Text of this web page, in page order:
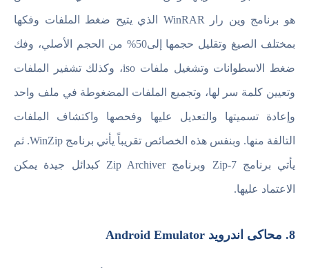
هو برنامج وين رار WinRAR الذي يتيح ضغط الملفات وفكها
بمختلف الصيغ وتقليل حجمها إلى50% من الحجم الأصلي، وفك
ضغط الاسطوانات وتشغيل ملفات iso، وكذلك تشفير الملفات
وتعيين كلمة سر لها، وتجميع الملفات المضغوطة في ملف واحد
وإعادة تسميتها والتعديل عليها وفحصها واكتشاف الملفات
التالفة منها. وبنفس هذه الخصائص تقريباً يأتي برنامج WinZip. ثم
يأتي برنامج 7-Zip وبرنامج Zip Archiver كبدائل جيدة يمكن
الاعتماد عليها.
8. محاكى اندرويد Android Emulator